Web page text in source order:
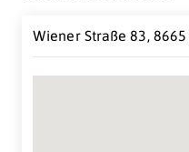
Wiener Straße 83,